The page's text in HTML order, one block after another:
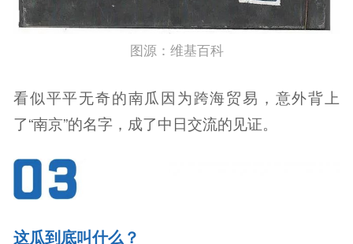
图源：维基百科
看似平平无奇的南瓜因为跨海贸易，意外背上
了“南京”的名字，成了中日交流的见证。
这瓜到底叫什么？